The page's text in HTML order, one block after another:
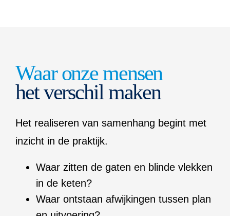
Waar onze mensen
het verschil maken
Het realiseren van samenhang begint met
inzicht in de praktijk.
Waar zitten de gaten en blinde vlekken
in de keten?
Waar ontstaan afwijkingen tussen plan